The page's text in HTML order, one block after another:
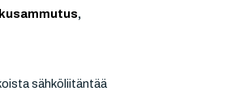
,
sähköliitäntää